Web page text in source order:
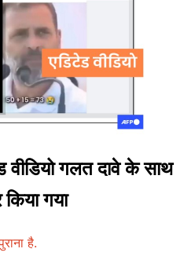
वीडियो गलत दावे के साथ
गया
है.